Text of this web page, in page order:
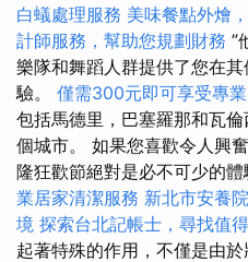
白蟻處理服務 美味餐點外燴
計師服務，幫助您規劃財務 ”
樂隊和舞蹈人群提供了您在
驗。 僅需300元即可享受專
包括馬德里，巴塞羅那和瓦
個城市。 如果您喜歡令人興
隆狂歡節絕對是必不可少的體
業居家清潔服務 新北市安養
境 探索台北記帳士，尋找值
起著特殊的作用，不僅是由